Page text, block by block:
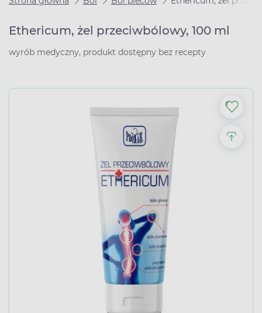
Ethericum, żel przeciwbólowy, 100 ml
wyrób medyczny, produkt dostępny bez recepty